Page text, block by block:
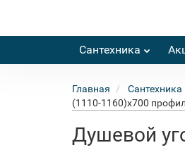
Сантехника
Главная Сантехника
(1110-1160)х700
Душевой